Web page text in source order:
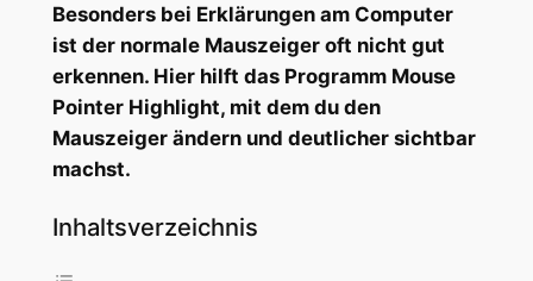
Besonders bei Erklärungen am Computer
ist der normale Mauszeiger oft nicht gut
erkennen. Hier hilft das Programm Mouse
Pointer Highlight, mit dem du den
Mauszeiger ändern und deutlicher sichtbar
machst.
Inhaltsverzeichnis